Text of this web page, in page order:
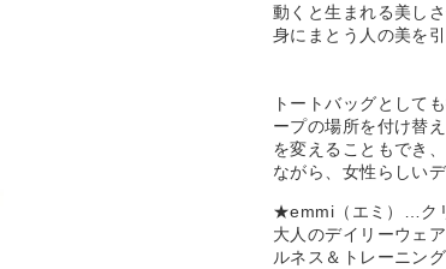
動くと生まれる美し
身にまとう人の美を引
トートバッグとして
ープの場所を付け替
を変えることもでき
ながら、女性らしい
★emmi（エミ）…ク
大人のデイリーウェ
ルネス＆トレーニン